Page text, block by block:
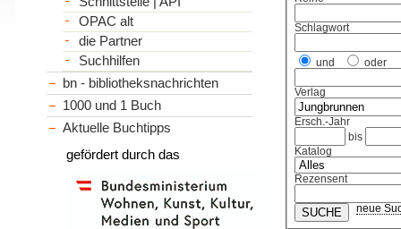
Schlagwort
und oder
Verlag
Ersch.-Jahr
bis
Katalog
Rezensent
neue
OPAC alt
die Partner
Suchhilfen
bn - bibliotheksnachrichten
1000 und 1 Buch
Aktuelle Buchtipps
gefördert durch das